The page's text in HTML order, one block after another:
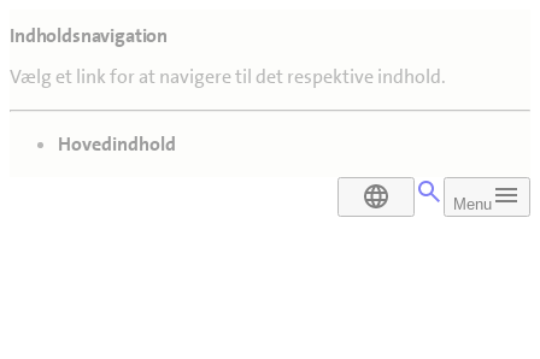
Indholdsnavigation
Vælg et link for at navigere til det respektive indhold.
gå til
Hovedindhold
DA Menu